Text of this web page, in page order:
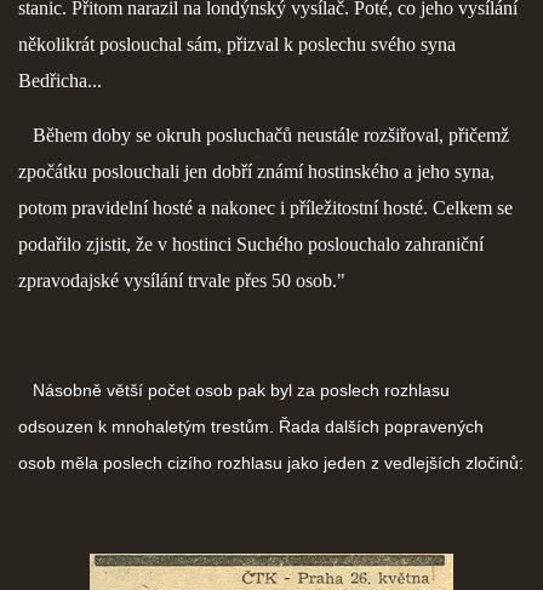
stanic. Přitom narazil na londýnský vysílač. Poté, co jeho vysílání
několikrát poslouchal sám, přizval k poslechu svého syna
Bedřicha...
Během doby se okruh posluchačů neustále rozšiřoval, přičemž
zpočátku poslouchali jen dobří známí hostinského a jeho syna,
potom pravidelní hosté a nakonec i příležitostní hosté. Celkem se
podařilo zjistit, že v hostinci Suchého poslouchalo zahraniční
zpravodajské vysílání trvale přes 50 osob."
Násobně větší počet osob pak byl za poslech rozhlasu
odsouzen k mnohaletým trestům. Řada dalších popravených
osob měla poslech cizího rozhlasu jako jeden z vedlejších zločinů: